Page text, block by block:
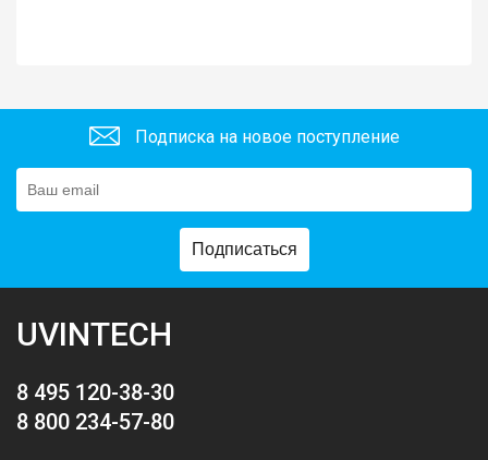
Подписка на новое поступление
Подписаться
UVINTECH
8 495 120-38-30
8 800 234-57-80